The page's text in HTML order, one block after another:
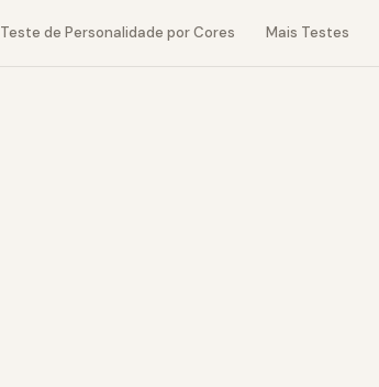
Teste de Personalidade por Cores Mais Testes